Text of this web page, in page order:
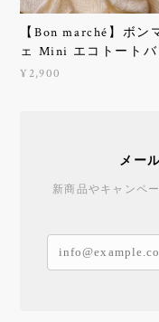
【Bon marché】ボン
ェ Mini エコトートバ
¥2,900
メー
新商品やキャンペ